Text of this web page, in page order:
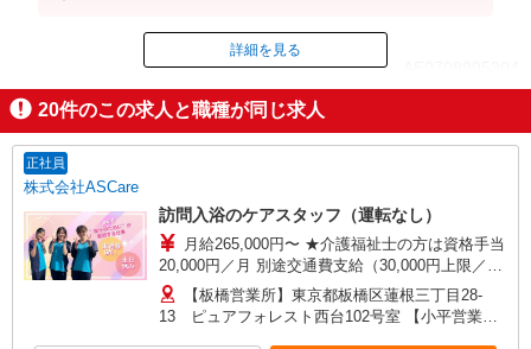
ID：AE0708995304
掲載期間終了
詳細を見る
20件のこの求人と職種が同じ求人
正社員
株式会社ASCare
訪問入浴のケアスタッフ（運転なし）
月給265,000円〜 ★介護福祉士の方は資格手当
20,000円／月 別途交通費支給（30,000円上限／
月） 別途残業手当（月平均残業時間15時間）残業
代全額支給
【板橋営業所】東京都板橋区蓮根三丁目28-
13 ピュアフォレスト西台102号室 【小平営業